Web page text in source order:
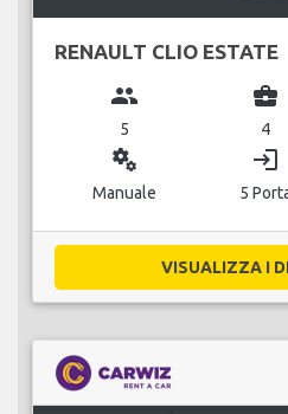
RENAULT CLIO ESTATE
group
5
business_center
4
miscellaneous_services
Manuale
login
5
VISUALIZZA I